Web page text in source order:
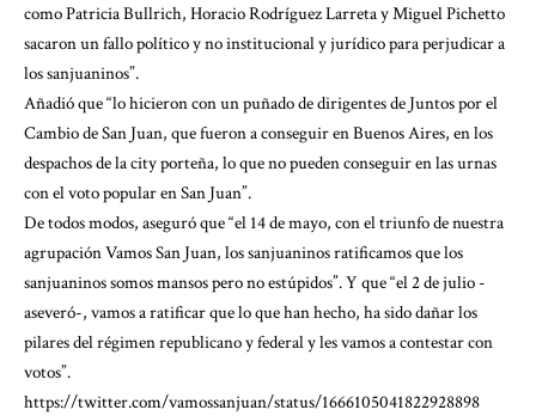
como Patricia Bullrich, Horacio Rodríguez Larreta y Miguel Pichetto
sacaron un fallo político y no institucional y jurídico para perjudicar a
los sanjuaninos”.
Añadió que “lo hicieron con un puñado de dirigentes de Juntos por el
Cambio de San Juan, que fueron a conseguir en Buenos Aires, en los
despachos de la city porteña, lo que no pueden conseguir en las urnas
con el voto popular en San Juan”.
De todos modos, aseguró que “el 14 de mayo, con el triunfo de nuestra
agrupación Vamos San Juan, los sanjuaninos ratificamos que los
sanjuaninos somos mansos pero no estúpidos”. Y que “el 2 de julio -
aseveró-, vamos a ratificar que lo que han hecho, ha sido dañar los
pilares del régimen republicano y federal y les vamos a contestar con
votos”.
https://twitter.com/vamossanjuan/status/1666105041822928898